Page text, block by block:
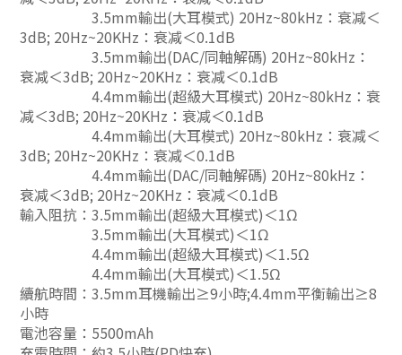
3.5mm輸出(大耳模式) 20Hz~80kHz：衰减＜
3dB; 20Hz~20KHz：衰减＜0.1dB
3.5mm輸出(DAC/同軸解碼) 20Hz~80kHz：
衰减＜3dB; 20Hz~20KHz：衰减＜0.1dB
4.4mm輸出(超級大耳模式) 20Hz~80kHz：衰
减＜3dB; 20Hz~20KHz：衰减＜0.1dB
4.4mm輸出(大耳模式) 20Hz~80kHz：衰减＜
3dB; 20Hz~20KHz：衰减＜0.1dB
4.4mm輸出(DAC/同軸解碼) 20Hz~80kHz：
衰减＜3dB; 20Hz~20KHz：衰减＜0.1dB
輸入阻抗：3.5mm輸出(超級大耳模式)＜1Ω
3.5mm輸出(大耳模式)＜1Ω
4.4mm輸出(超級大耳模式)＜1.5Ω
4.4mm輸出(大耳模式)＜1.5Ω
續航時間：3.5mm耳機輸出≥9小時;4.4mm平衡輸出≥8
小時
電池容量：5500mAh